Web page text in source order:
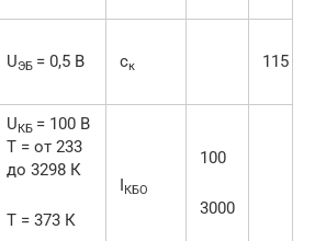
UЭБ = 0,5 В cк 115
U КБ = 100 В
Т = от 233
до 3298 К
Т = 373 К
I КБО
100
3000